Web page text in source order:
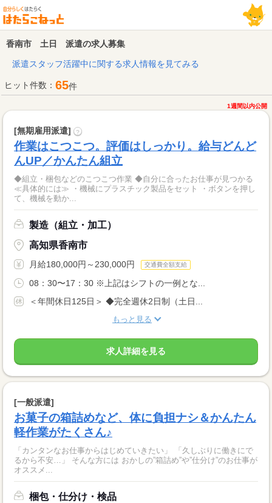
香南市 土日 派遣の求人募集
派遣スタッフ活躍中に関する求人情報を見てみる
ヒット件数： 65件
1週間以内公開
[無期雇用派遣] ?
作業はこつこつ。評価はしっかり。給与どんど
んUP／かんたん組立
◆組立・梱包などのこつこつ作業 ◆自分に合ったお仕事が見つかる
≪具体的には≫ ・機械にプラスチック製品をセット ・ボタンを押し
て、機械を動か...
製造（組立・加工）
高知県香南市
月給180,000円～230,000円 交通費全額支給
08：30〜17：30 ※上記はシフトの一例とな...
＜年間休日125日＞ ◆完全週休2日制（土日...
もっと見る
求人詳細を見る
[一般派遣]
お菓子の箱詰めなど、体に負担ナシ＆かんたん
軽作業がたくさん♪
「カンタンなお仕事からはじめていきたい」 「久しぶりに働きにで
るから不安…」 そんな方には おかしの”箱詰め”や”仕分け”のお仕事が
オススメ...
梱包・仕分け・検品